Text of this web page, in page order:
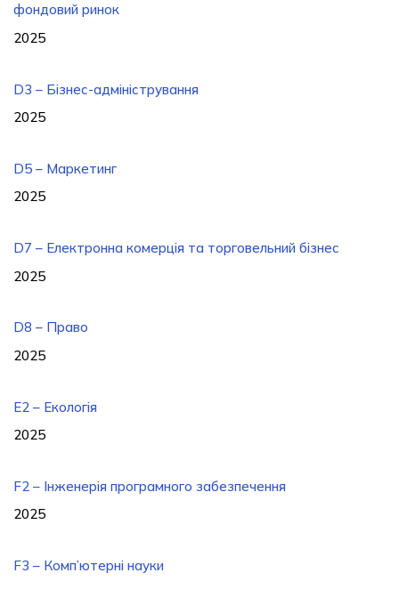
фондовий ринок
2025
D3 – Бізнес-адміністрування
2025
D5 – Маркетинг
2025
D7 – Електронна комерція та торговельний бізнес
2025
D8 – Право
2025
E2 – Екологія
2025
F2 – Інженерія програмного забезпечення
2025
F3 – Комп’ютерні науки